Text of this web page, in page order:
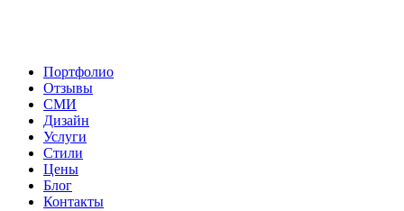
Портфолио
Отзывы
СМИ
Дизайн
Услуги
Стили
Цены
Блог
Контакты